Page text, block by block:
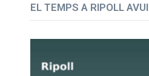
EL TEMPS A RIPOLL AVUI